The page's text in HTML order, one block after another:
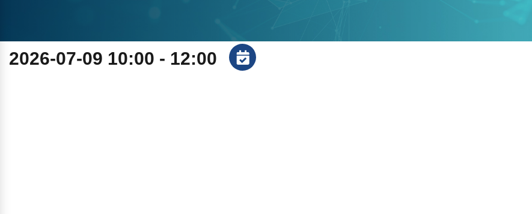
2026-07-09 10:00 - 12:00